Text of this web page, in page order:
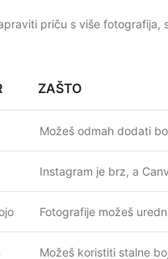
priču s više fotografija,
ZAŠTO
Možeš odmah dodati
Instagram je brz, a
Fotografije možeš
Možeš koristiti stalne